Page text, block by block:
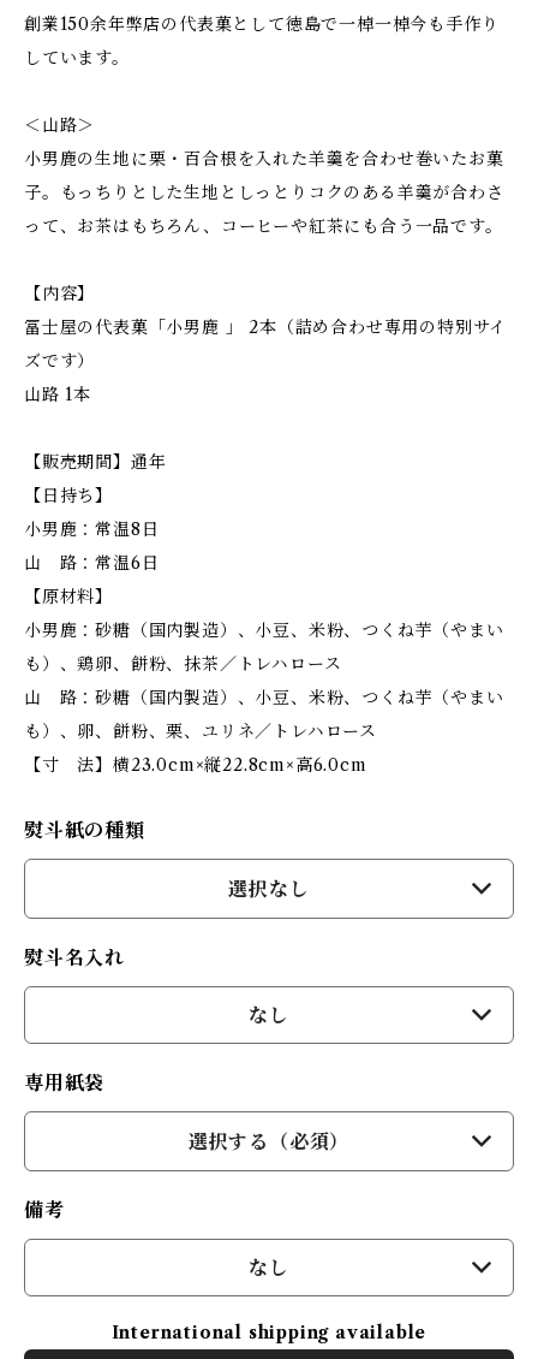
創業150余年弊店の代表菓として徳島で一棹一棹今も手作り
しています。
＜山路＞
小男鹿の生地に栗・百合根を入れた羊羹を合わせ巻いたお菓
子。もっちりとした生地としっとりコクのある羊羹が合わさ
って、お茶はもちろん、コーヒーや紅茶にも合う一品です。
【内容】
冨士屋の代表菓「小男鹿 」 2本（詰め合わせ専用の特別サイ
ズです）
山路 1本
【販売期間】通年
【日持ち】
小男鹿：常温8日
山 路：常温6日
【原材料】
小男鹿：砂糖（国内製造）、小豆、米粉、つくね芋（やまい
も）、鶏卵、餅粉、抹茶／トレハロース
山 路：砂糖（国内製造）、小豆、米粉、つくね芋（やまい
も）、卵、餅粉、栗、ユリネ／トレハロース
【寸 法】横23.0cm×縦22.8cm×高6.0cm
熨斗紙の種類
選択なし
熨斗名入れ
なし
専用紙袋
選択する（必須）
備考
なし
International shipping available